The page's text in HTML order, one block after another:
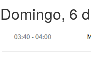
Domingo, 6